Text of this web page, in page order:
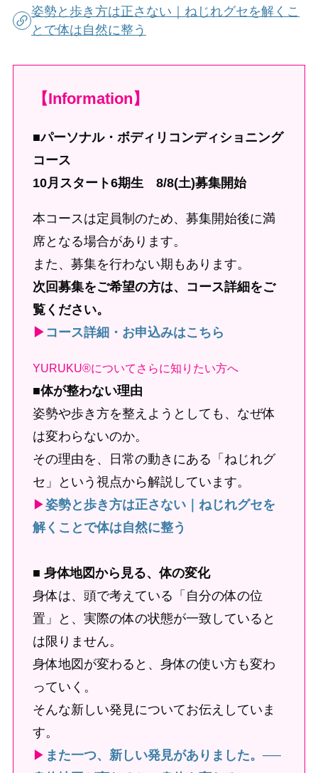
姿勢と歩き方は正さない｜ねじれグセを解くこ
とで体は自然に整う
【Information】
■パーソナル・ボディリコンディショニング
コース
10月スタート6期生 8/8(土)募集開始
本コースは定員制のため、募集開始後に満
席となる場合があります。
また、募集を行わない期もあります。
次回募集をご希望の方は、コース詳細をご
覧ください。
▶︎ コース詳細・お申込みはこちら
YURUKU®についてさらに知りたい方へ
■体が整わない理由
姿勢や歩き方を整えようとしても、なぜ体
は変わらないのか。
その理由を、日常の動きにある「ねじれグ
セ」という視点から解説しています。
▶姿勢と歩き方は正さない｜ねじれグセを
解くことで体は自然に整う
■ 身体地図から見る、体の変化
身体は、頭で考えている「自分の体の位
置」と、実際の体の状態が一致していると
は限りません。
身体地図が変わると、身体の使い方も変わ
っていく。
そんな新しい発見についてお伝えしていま
す。
▶ また一つ、新しい発見がありました。──